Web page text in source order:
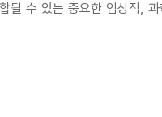
될 수 있는 중요한 임상적,